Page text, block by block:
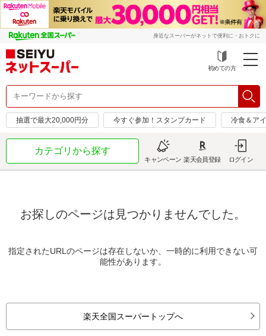
身近なスーパーがネットで便利に・おトクに
初めての方
抽選で最大20,000円分 今すぐ参加！スタンプカード 冷食＆ア
カテゴリから探す
キャンペーン 楽天会員登録 ログイン
お探しのページは見つかりませんでした。
指定されたURLのページは存在しないか、一時的に利用できない可
能性があります。
楽天全国スーパートップへ